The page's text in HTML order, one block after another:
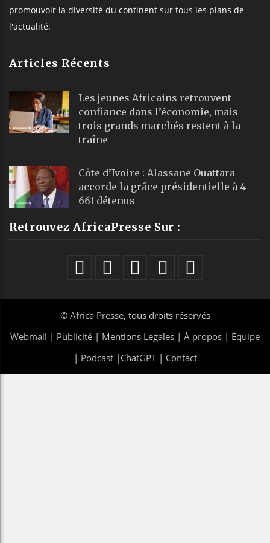
promouvoir la diversité du continent sur tous les plans de
l'actualité.
Articles Récents
Les jeunes Africains retrouvent
confiance dans l’économie, mais
trois grands marchés restent à la
traîne
Côte d’Ivoire : Alassane Ouattara
accorde la grâce présidentielle à 4
661 détenus
Retrouvez AfricaPresse Sur :
© Africa Presse, tous droits réservés
Webmail | Publicité | Mentions Legales | À propos | Équipe
| Podcast| ChatGPT| Contact